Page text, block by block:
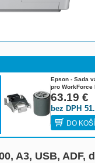
Epson - Sada
pro WorkForce
DS-60000N,
70000N
63.19 €
bez DPH
DO
A3, USB, ADF,